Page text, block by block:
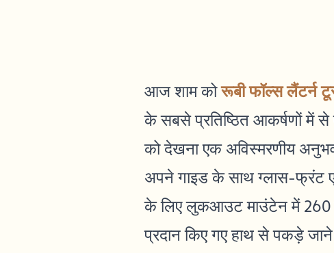
आज शाम कोरूबी फॉल्स लैंटर्न
के सबसे प्रतिष्ठित आकर्षणों में
को देखना एक अविस्मरणीय
अपने गाइड के साथ ग्लास-फ्रंट
के लिए लुकआउट माउंटेन में 260
प्रदान किए गए हाथ से पकड़े